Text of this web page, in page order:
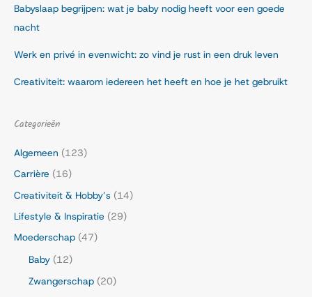
Babyslaap begrijpen: wat je baby nodig heeft voor een goede
nacht
Werk en privé in evenwicht: zo vind je rust in een druk leven
Creativiteit: waarom iedereen het heeft en hoe je het gebruikt
Categorieën
Algemeen (123)
Carrière (16)
Creativiteit & Hobby’s (14)
Lifestyle & Inspiratie (29)
Moederschap (47)
Baby(12)
Zwangerschap(20)